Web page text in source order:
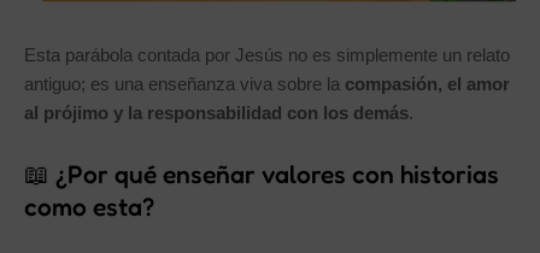
Esta parábola contada por Jesús no es simplemente un relato
antiguo; es una enseñanza viva sobre la compasión, el amor
al prójimo y la responsabilidad con los demás.
📖 ¿Por qué enseñar valores con historias
como esta?